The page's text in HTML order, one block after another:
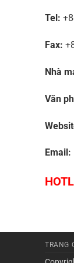
Tel:
Fax:
Nhà
Văn
Email:
TRANG